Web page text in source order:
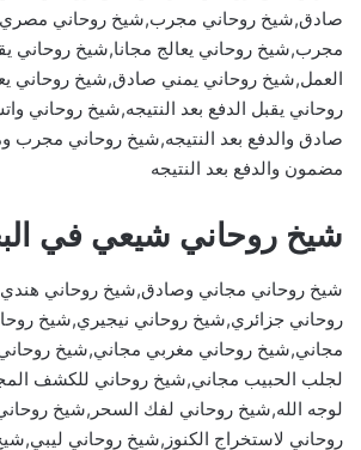
صادق,شيخ روحاني مجرب,شيخ روحاني
مجرب,شيخ روحاني يعالج مجانا,شيخ روحاني
العمل,شيخ روحاني يمني صادق,شيخ روحاني
روحاني يقبل الدفع بعد النتيجه,شيخ روحاني
صادق والدفع بعد النتيجه,شيخ روحاني
مضمون والدفع بعد النتيجه
شيخ روحاني شيعي في
شيخ روحاني مجاني وصادق,شيخ روحاني
روحاني جزائري,شيخ روحاني نيجيري,شيخ
مجاني,شيخ روحاني مغربي مجاني,شيخ
لجلب الحبيب مجاني,شيخ روحاني للكشف
لوجه الله,شيخ روحاني لفك السحر,شيخ
روحاني لاستخراج الكنوز,شيخ روحاني